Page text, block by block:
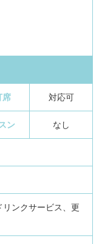
席 対応可
ン なし
リンクサービス、更